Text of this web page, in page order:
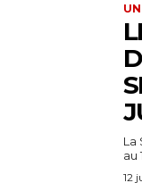
La
au
12